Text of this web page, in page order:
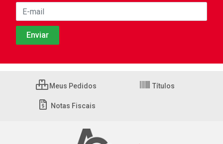
Meus Pedidos Títulos
Notas Fiscais